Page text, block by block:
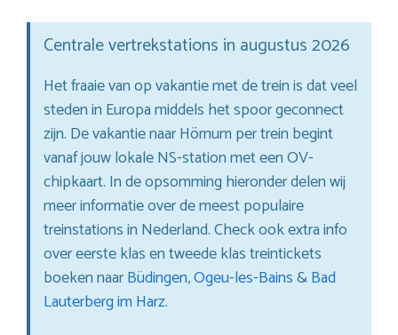
Centrale vertrekstations in augustus 2026
Het fraaie van op vakantie met de trein is dat veel
steden in Europa middels het spoor geconnect
zijn. De vakantie naar Hörnum per trein begint
vanaf jouw lokale NS-station met een OV-
chipkaart. In de opsomming hieronder delen wij
meer informatie over de meest populaire
treinstations in Nederland. Check ook extra info
over eerste klas en tweede klas treintickets
boeken naarBüdingen,Ogeu-les-Bains&Bad
Lauterberg im Harz.